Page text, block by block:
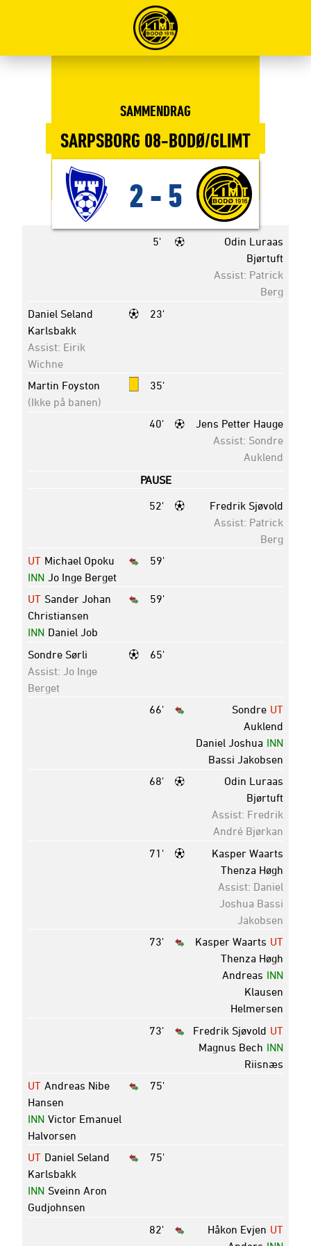
SAMMENDRAG
SARPSBORG 08-BODØ/GLIMT
2 - 5
5'
Odin Luraas
Bjørtuft
Assist: Patrick
Berg
23'
Daniel Seland
Karlsbakk
Assist: Eirik
Wichne
35'
Martin Foyston
(Ikke på banen)
40'
Jens Petter Hauge
Assist: Sondre
Auklend
PAUSE
52'
Fredrik Sjøvold
Assist: Patrick
Berg
59'
UT Michael Opoku
INN Jo Inge Berget
59'
UT Sander Johan
Christiansen
INN Daniel Job
65'
Sondre Sørli
Assist: Jo Inge
Berget
66'
UT
Sondre
Auklend
INN
Daniel Joshua
Bassi Jakobsen
68'
Odin Luraas
Bjørtuft
Assist: Fredrik
André Bjørkan
71'
Kasper Waarts
Thenza Høgh
Assist: Daniel
Joshua Bassi
Jakobsen
73'
UT
Kasper Waarts
Thenza Høgh
INN
Andreas
Klausen
Helmersen
73'
UT
Fredrik Sjøvold
INN
Magnus Bech
Riisnæs
75'
UT Andreas Nibe
Hansen
INN Victor Emanuel
Halvorsen
75'
UT Daniel Seland
Karlsbakk
INN Sveinn Aron
Gudjohnsen
82'
UT
Håkon Evjen